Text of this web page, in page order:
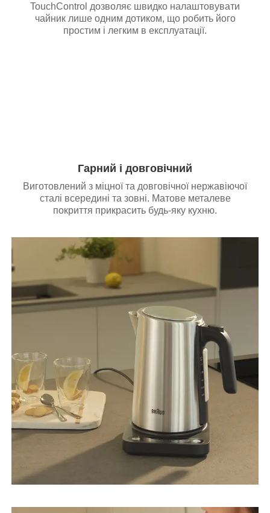
TouchControl дозволяє швидко налаштовувати
чайник лише одним дотиком, що робить його
простим і легким в експлуатації.
Гарний і довговічний
Виготовлений з міцної та довговічної нержавіючої
сталі всередині та зовні. Матове металеве
покриття прикрасить будь-яку кухню.